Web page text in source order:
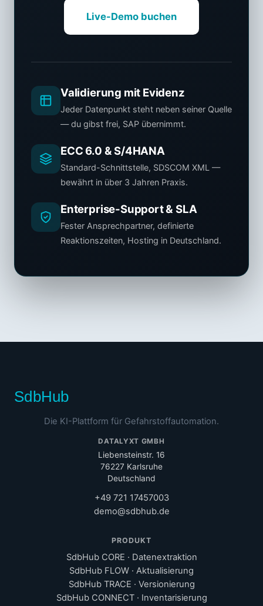
Live-Demo buchen
Validierung mit Evidenz
Jeder Datenpunkt steht neben seiner Quelle
— du gibst frei, SAP übernimmt.
ECC 6.0 & S/4HANA
Standard-Schnittstelle, SDSCOM XML —
bewährt in über 3 Jahren Praxis.
Enterprise-Support & SLA
Fester Ansprechpartner, definierte
Reaktionszeiten, Hosting in Deutschland.
SdbHub
Die KI-Plattform für Gefahrstoffautomation.
DATALYXT GMBH
Liebensteinstr. 16
76227 Karlsruhe
Deutschland
+49 721 17457003
demo@sdbhub.de
PRODUKT
SdbHub CORE · Datenextraktion
SdbHub FLOW · Aktualisierung
SdbHub TRACE · Versionierung
SdbHub CONNECT · Inventarisierung